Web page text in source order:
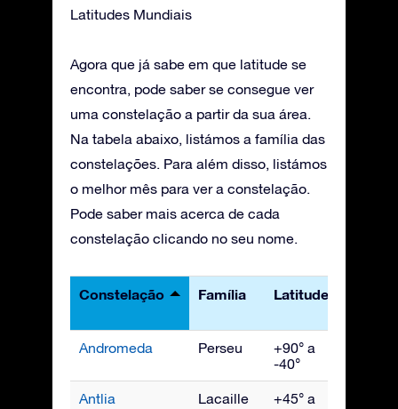
Latitudes Mundiais
Agora que já sabe em que latitude se
encontra, pode saber se consegue ver
uma constelação a partir da sua área.
Na tabela abaixo, listámos a família das
constelações. Para além disso, listámos
o melhor mês para ver a constelação.
Pode saber mais acerca de cada
constelação clicando no seu nome.
Constelação Família Latitudes
Andromeda Perseu
+90° a
-40°
Antlia Lacaille
+45° a